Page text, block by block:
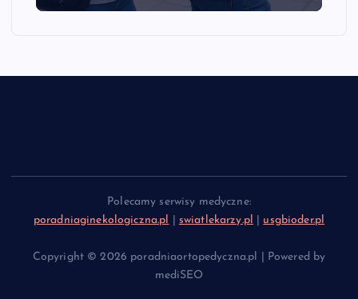
Polecamy serwisy medyczne:
poradniaginekologiczna.pl
swiatlekarzy.pl usgbioder.pl
Copyright © 2026 poradniaortopedyczna.pl | Powered by
mediSEO